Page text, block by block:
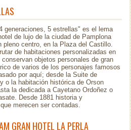
generaciones, 5 estrellas" es el lema
de lujo de la ciudad de Pamplona
pleno centro, en la Plaza del Castillo.
de habitaciones personalizadas en
objetos personales de gran
de varios de los personajes famosos
por aquí; desde la Suite de
o la habitación histórica de Orson
la dedicada a Cayetano Ordoñez o
Desde 1881 historia y
merecen ser contadas.
GRAN HOTEL LA PERLA